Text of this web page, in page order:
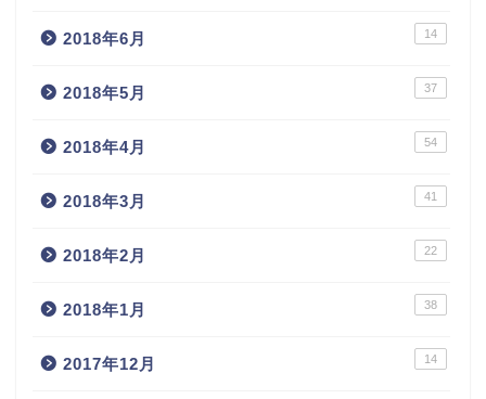
2018年6月 14
2018年5月 37
2018年4月 54
2018年3月 41
2018年2月 22
2018年1月 38
2017年12月 14